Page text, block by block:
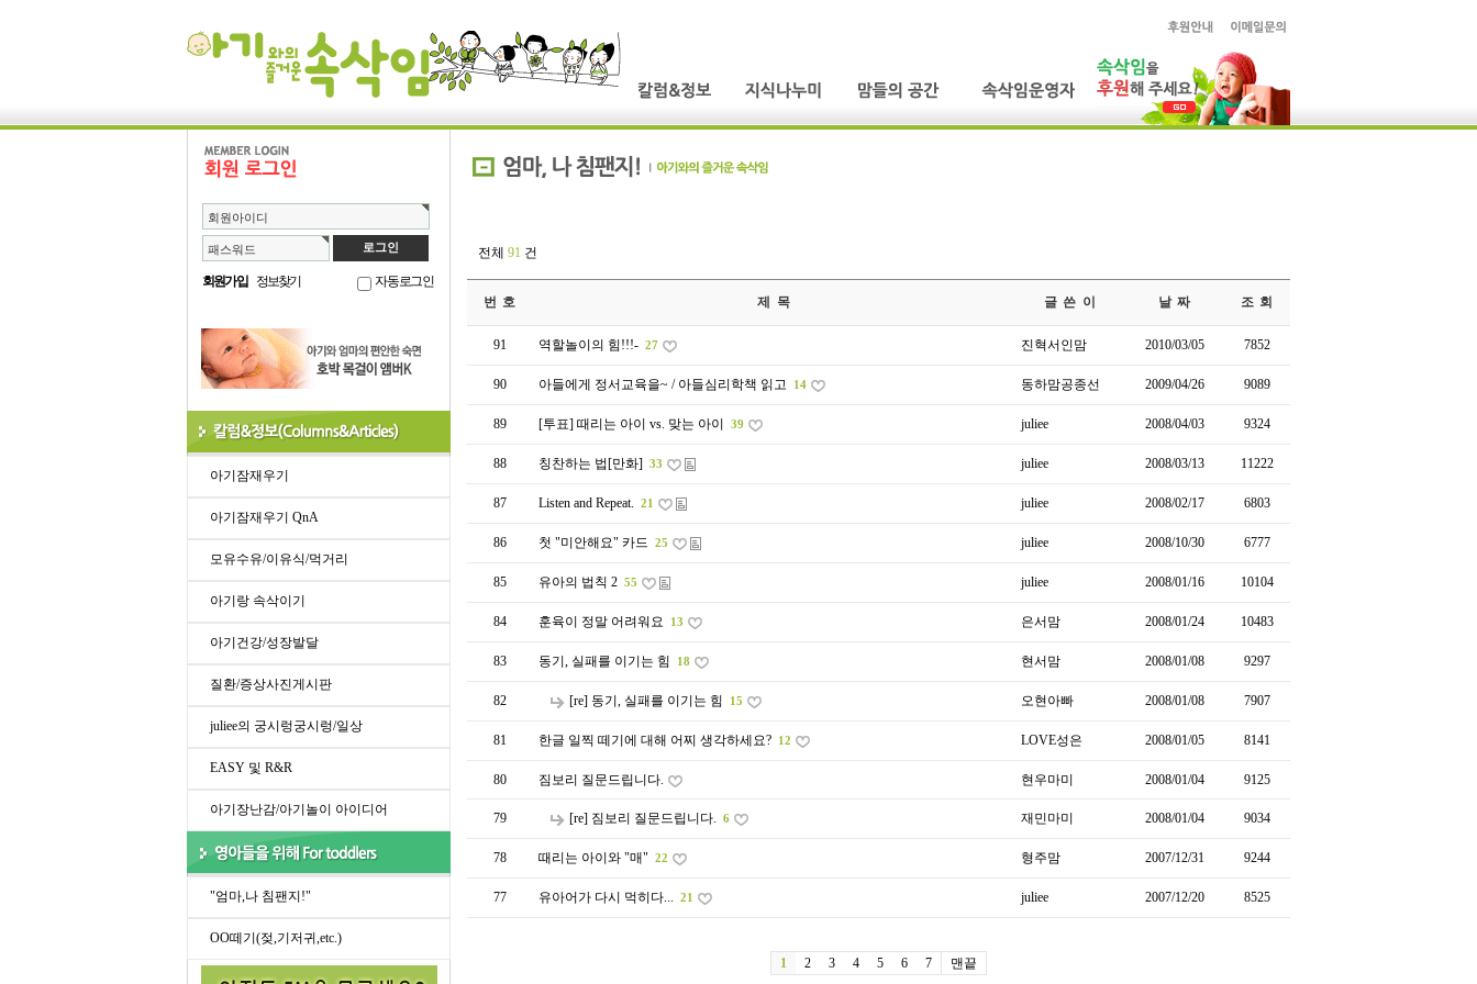
회원아이디
패스워드
회원가입 정보찾기 자동로그인
아기잠재우기
아기잠재우기 QnA
모유수유/이유식/먹거리
아기랑 속삭이기
아기건강/성장발달
질환/증상사진게시판
juliee의 궁시렁궁시렁/일상
EASY 및 R&R
아기장난감/아기놀이 아이디어
"엄마,나 침팬지!"
OO떼기(젖,기저귀,etc.)
전체 91 건
번 호 제 목 글 쓴 이 날 짜 조 회
91 역할놀이의 힘!!!- 27 진혁서인맘 2010/03/05 7852
90 아들에게 정서교육을~ / 아들심리학책 읽고 14 동하맘공종선 2009/04/26 9089
89 [투표] 때리는 아이 vs. 맞는 아이 39 juliee 2008/04/03 9324
88 칭찬하는 법[만화] 33 juliee 2008/03/13 11222
87 Listen and Repeat. 21 juliee 2008/02/17 6803
86 첫 "미안해요" 카드 25 juliee 2008/10/30 6777
85 유아의 법칙 2 55 juliee 2008/01/16 10104
84 훈육이 정말 어려워요 13 은서맘 2008/01/24 10483
83 동기, 실패를 이기는 힘 18 현서맘 2008/01/08 9297
82 [re] 동기, 실패를 이기는 힘 15 오현아빠 2008/01/08 7907
81 한글 일찍 떼기에 대해 어찌 생각하세요? 12 LOVE성은 2008/01/05 8141
80 짐보리 질문드립니다. 현우마미 2008/01/04 9125
79 [re] 짐보리 질문드립니다. 6 재민마미 2008/01/04 9034
78 때리는 아이와 "매" 22 형주맘 2007/12/31 9244
77 유아어가 다시 먹히다... 21 juliee 2007/12/20 8525
1 2 3 4 5 6 7 맨끝